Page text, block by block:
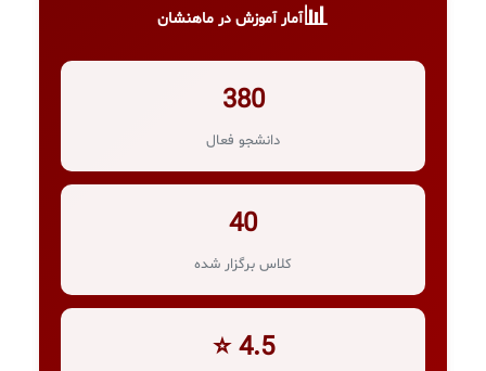
📊آمار آموزش در ماهنشان
380
دانشجو فعال
40
کلاس برگزار شده
4.5 ⭐